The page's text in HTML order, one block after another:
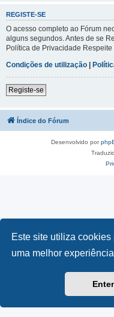
Este site utiliza
uma melhor
REGISTE-SE
O acesso completo ao Fórum
alguns segundos. Antes de se
Política de Privacidade Respeite
Condições de utilização |
Registe-se
Índice do Fórum
Desenvolvido por